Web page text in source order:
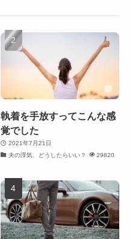
執着を手放すってこんな感
覚でした
2021年7月21日
夫の浮気、どうしたらいい？
29820